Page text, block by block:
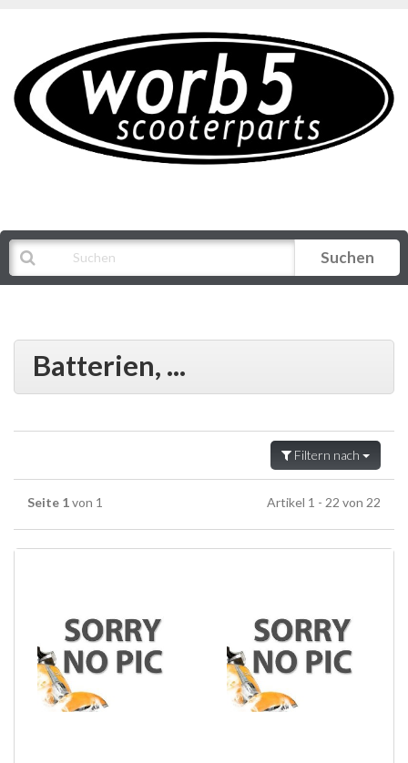
Suchen
Batterien, ...
Filtern nach
Seite 1von 1 Artikel 1 - 22 von 22